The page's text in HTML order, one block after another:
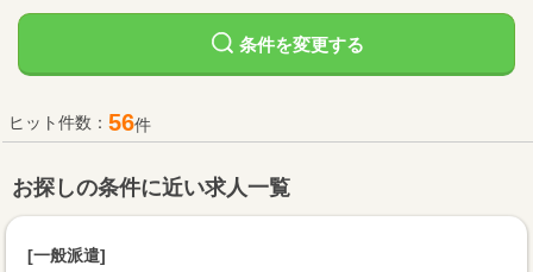
条件を変更する
ヒット件数： 56件
お探しの条件に近い求人一覧
[一般派遣]